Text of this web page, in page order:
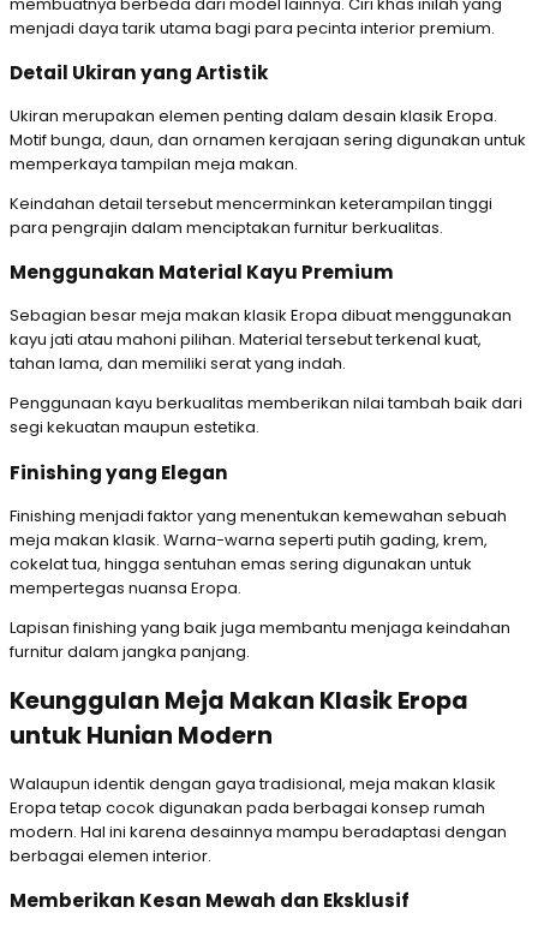
menjadi daya tarik utama bagi para pecinta interior premium.
Detail Ukiran yang Artistik
Ukiran merupakan elemen penting dalam desain klasik Eropa.
Motif bunga, daun, dan ornamen kerajaan sering digunakan untuk
memperkaya tampilan meja makan.
Keindahan detail tersebut mencerminkan keterampilan tinggi
para pengrajin dalam menciptakan furnitur berkualitas.
Menggunakan Material Kayu Premium
Sebagian besar meja makan klasik Eropa dibuat menggunakan
kayu jati atau mahoni pilihan. Material tersebut terkenal kuat,
tahan lama, dan memiliki serat yang indah.
Penggunaan kayu berkualitas memberikan nilai tambah baik dari
segi kekuatan maupun estetika.
Finishing yang Elegan
Finishing menjadi faktor yang menentukan kemewahan sebuah
meja makan klasik. Warna-warna seperti putih gading, krem,
cokelat tua, hingga sentuhan emas sering digunakan untuk
mempertegas nuansa Eropa.
Lapisan finishing yang baik juga membantu menjaga keindahan
furnitur dalam jangka panjang.
Keunggulan Meja Makan Klasik Eropa
untuk Hunian Modern
Walaupun identik dengan gaya tradisional, meja makan klasik
Eropa tetap cocok digunakan pada berbagai konsep rumah
modern. Hal ini karena desainnya mampu beradaptasi dengan
berbagai elemen interior.
Memberikan Kesan Mewah dan Eksklusif